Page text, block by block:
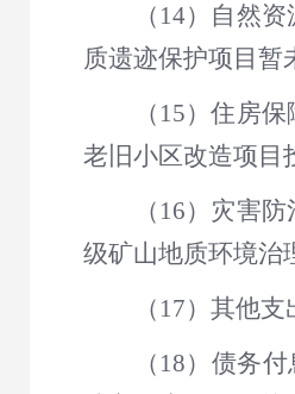
（14）自然
质遗迹保护项目暂
（15）住房
老旧小区改造项目
（16）灾害
级矿山地质环境治
（17）其他
（18）债务